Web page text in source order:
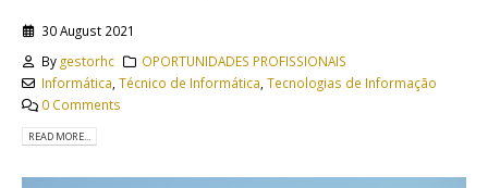
30 August 2021
By gestorhc
OPORTUNIDADES PROFISSIONAIS
Informática Técnico de Informática Tecnologias de Informação
0 Comments
READ MORE...